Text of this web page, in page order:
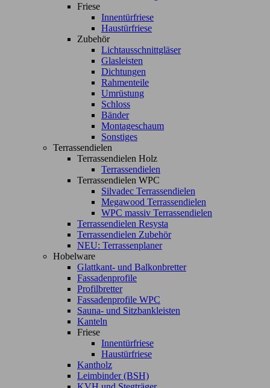
Friese
Innentürfriese
Haustürfriese
Zubehör
Lichtausschnittgläser
Glasleisten
Dichtungen
Rahmenteile
Umrüstung
Schloss
Bänder
Montageschaum
Sonstiges
Terrassendielen
Terrassendielen Holz
Terrassendielen
Terrassendielen WPC
Silvadec Terrassendielen
Megawood Terrassendielen
WPC massiv Terrassendielen
Terrassendielen Resysta
Terrassendielen Zubehör
NEU: Terrassenplaner
Hobelware
Glattkant- und Balkonbretter
Fassadenprofile
Profilbretter
Fassadenprofile WPC
Sauna- und Sitzbankleisten
Kanteln
Friese
Innentürfriese
Haustürfriese
Kantholz
Leimbinder (BSH)